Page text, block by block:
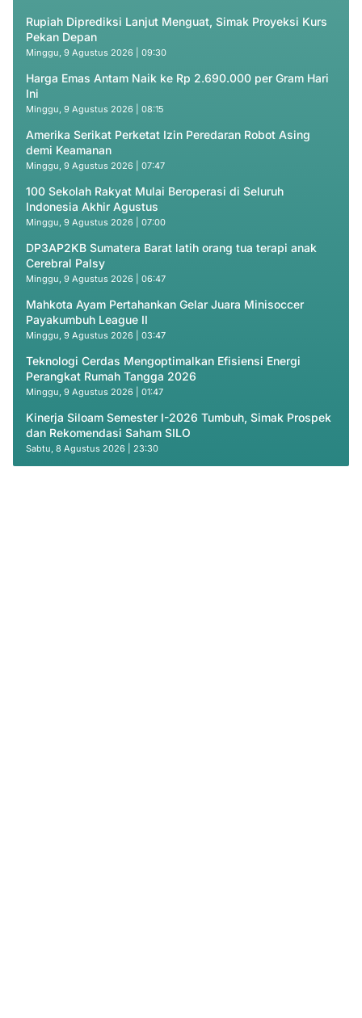
Rupiah Diprediksi Lanjut Menguat, Simak Proyeksi Kurs
Pekan Depan
Minggu, 9 Agustus 2026 | 09:30
Harga Emas Antam Naik ke Rp 2.690.000 per Gram Hari
Ini
Minggu, 9 Agustus 2026 | 08:15
Amerika Serikat Perketat Izin Peredaran Robot Asing
demi Keamanan
Minggu, 9 Agustus 2026 | 07:47
100 Sekolah Rakyat Mulai Beroperasi di Seluruh
Indonesia Akhir Agustus
Minggu, 9 Agustus 2026 | 07:00
DP3AP2KB Sumatera Barat latih orang tua terapi anak
Cerebral Palsy
Minggu, 9 Agustus 2026 | 06:47
Mahkota Ayam Pertahankan Gelar Juara Minisoccer
Payakumbuh League II
Minggu, 9 Agustus 2026 | 03:47
Teknologi Cerdas Mengoptimalkan Efisiensi Energi
Perangkat Rumah Tangga 2026
Minggu, 9 Agustus 2026 | 01:47
Kinerja Siloam Semester I-2026 Tumbuh, Simak Prospek
dan Rekomendasi Saham SILO
Sabtu, 8 Agustus 2026 | 23:30